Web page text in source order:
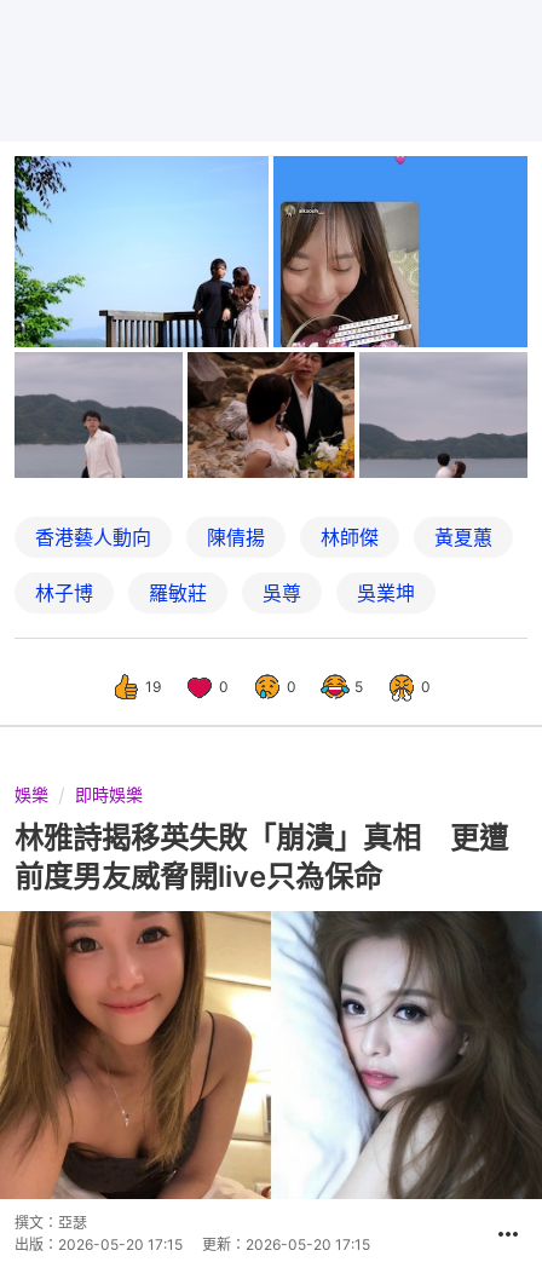
香港藝人動向 陳倩揚 林師傑 黃夏蕙
林子博 羅敏莊 吳尊 吳業坤
19 0 0 5 0
娛樂 即時娛樂
林雅詩揭移英失敗「崩潰」真相 更遭
前度男友威脅開live只為保命
撰文： 亞瑟
出版： 2026-05-20 17:15 更新： 2026-05-20 17:15